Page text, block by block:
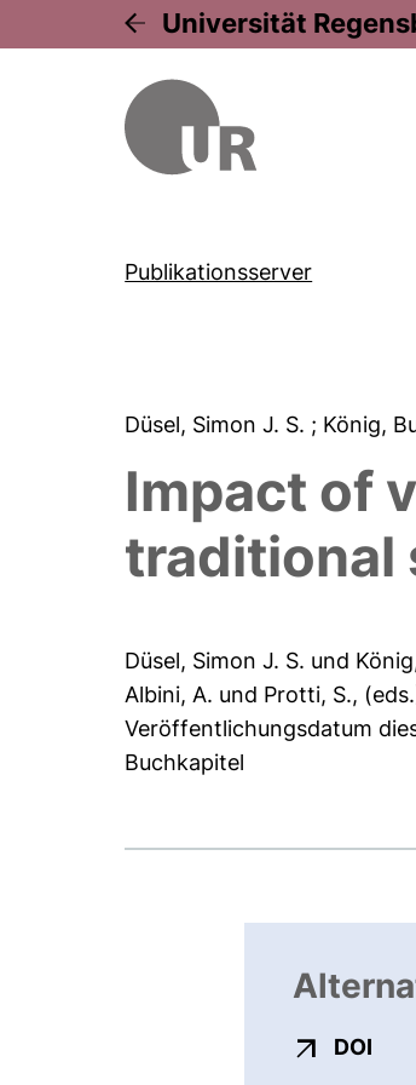
Universität
Publikationsserver
Düsel, Simon J. S. ; König,
Impact of
traditional
Düsel, Simon J. S. und
Albini, A. und Protti, S.,
Veröffentlichungsdatum
Buchkapitel
DOI